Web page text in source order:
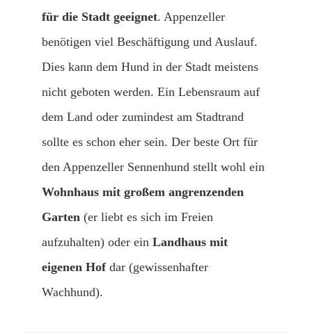
für die Stadt geeignet. Appenzeller
benötigen viel Beschäftigung und Auslauf.
Dies kann dem Hund in der Stadt meistens
nicht geboten werden. Ein Lebensraum auf
dem Land oder zumindest am Stadtrand
sollte es schon eher sein. Der beste Ort für
den Appenzeller Sennenhund stellt wohl ein
Wohnhaus mit großem angrenzenden
Garten (er liebt es sich im Freien
aufzuhalten) oder ein Landhaus mit
eigenen Hofdar (gewissenhafter
Wachhund).